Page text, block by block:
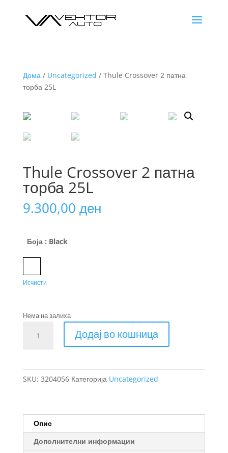
Дома/ Uncategorized / Thule Crossover 2 патна
торба 25L
Thule Crossover 2 патна
торба 25L
9.300,00 ден
Боја : Black
Исчисти
Нема на залиха
Crossover
Додај во кошница
SKU: 3204056 Категорија Uncategorized
Опис
Дополнителни информации